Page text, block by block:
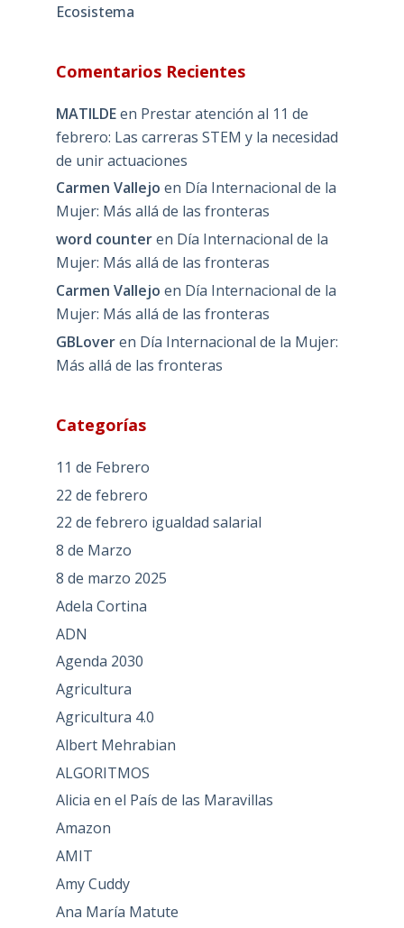
Ecosistema
Comentarios Recientes
MATILDEen Prestar atención al 11 de
febrero: Las carreras STEM y la necesidad
de unir actuaciones
Carmen Vallejo en Día Internacional de la
Mujer: Más allá de las fronteras
word counteren Día Internacional de la
Mujer: Más allá de las fronteras
Carmen Vallejo en Día Internacional de la
Mujer: Más allá de las fronteras
GBLoveren Día Internacional de la Mujer:
Más allá de las fronteras
Categorías
11 de Febrero
22 de febrero
22 de febrero igualdad salarial
8 de Marzo
8 de marzo 2025
Adela Cortina
ADN
Agenda 2030
Agricultura
Agricultura 4.0
Albert Mehrabian
ALGORITMOS
Alicia en el País de las Maravillas
Amazon
AMIT
Amy Cuddy
Ana María Matute